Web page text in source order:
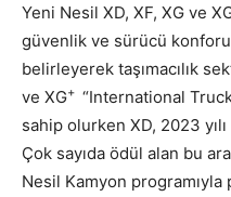
Yeni Nesil XD, XF, XG ve
güvenlik ve sürücü
belirleyerek taşımacılık
ve XG+ “International
sahip olurken XD, 2023
Çok sayıda ödül alan bu
Nesil Kamyon